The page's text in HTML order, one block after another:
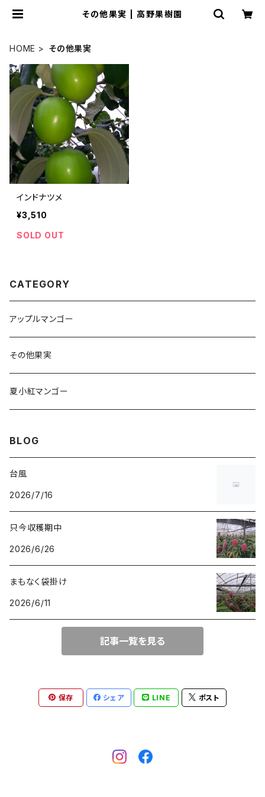
その他果実 | 高野果樹園
HOME その他果実
インドナツメ
¥3,510
SOLD OUT
CATEGORY
アップルマンゴー
その他果実
夏小紅マンゴー
BLOG
台風
2026/7/16
只今収穫期中
2026/6/26
まもなく袋掛け
2026/6/11
記事一覧を見る
保存 シェア LINE ポスト